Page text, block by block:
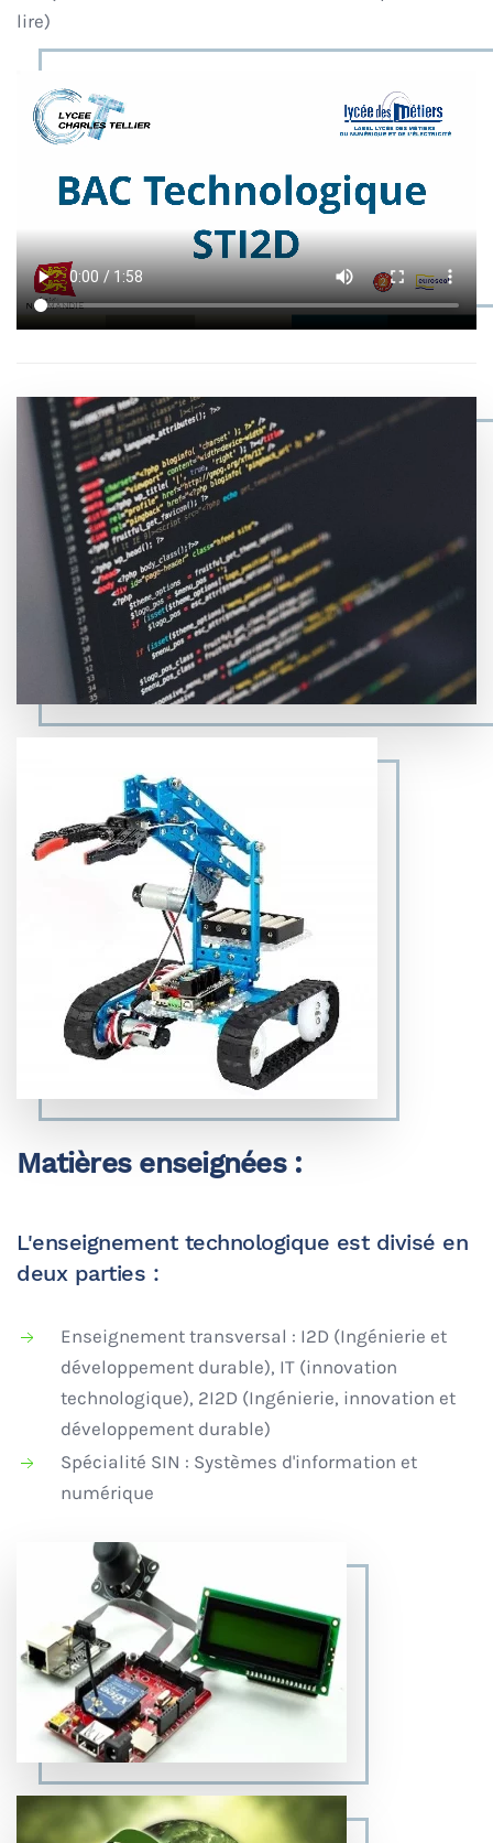
lire)
Matières enseignées :
L'enseignement technologique est divisé en
deux parties :
Enseignement transversal : I2D (Ingénierie et
développement durable), IT (innovation
technologique), 2I2D (Ingénierie, innovation et
développement durable)
Spécialité SIN : Systèmes d'information et
numérique